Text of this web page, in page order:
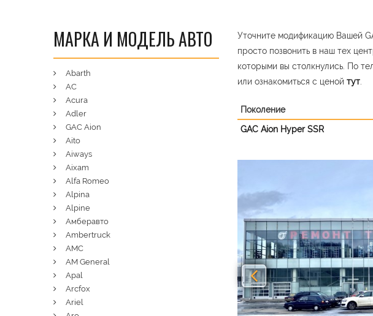
Уточните модификацию Вашей
просто позвонить в наш тех
которыми вы столкнулись. По
или ознакомиться с ценой тут
Поколение
GAC Aion Hyper SSR
МАРКА И МОДЕЛЬ АВТО
Abarth
AC
Acura
Adler
GAC Aion
Aito
Aiways
Aixam
Alfa Romeo
Alpina
Alpine
Амберавто
Ambertruck
AMC
AM General
Apal
Arcfox
Ariel